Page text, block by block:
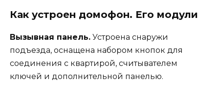
Как устроен домофон. Его модули
Вызывная панель. Устроена снаружи
подъезда, оснащена набором кнопок для
соединения с квартирой, считывателем
ключей и дополнительной панелью.